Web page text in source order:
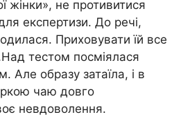
жінки», не противитися
експертизи. До речі,
Приховувати їй все
тестом посміялася
Але образу затаїла, і в
чаю довго
невдоволення.